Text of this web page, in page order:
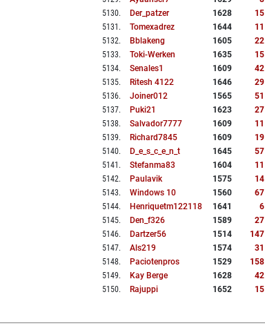
5130. Der_patzer 1628 15
5131 . Tomexadrez 1644 11
5132. Bblakeng 1605 22
5133. Toki-Werken 1635 15
5134. Senales1 1609 42
5135. Ritesh 4122 1646 29
5136. Joiner012 1565 51
5137. Puki21 1623 27
5138. Salvador7777 1609 11
5139. Richard7845 1609 19
5140. D_e_s_c_e_n_t 1645 57
5141 . Stefanma83 1604 11
5142. Paulavik 1575 14
5143. Windows 10 1560 67
5144. Henriquetm122118 1641 6
5145. Den_f326 1589 27
5146. Dartzer56 1514 147
5147. Als219 1574 31
5148. Paciotenpros 1529 158
5149. Kay Berge 1628 42
5150. Rajuppi 1652 15